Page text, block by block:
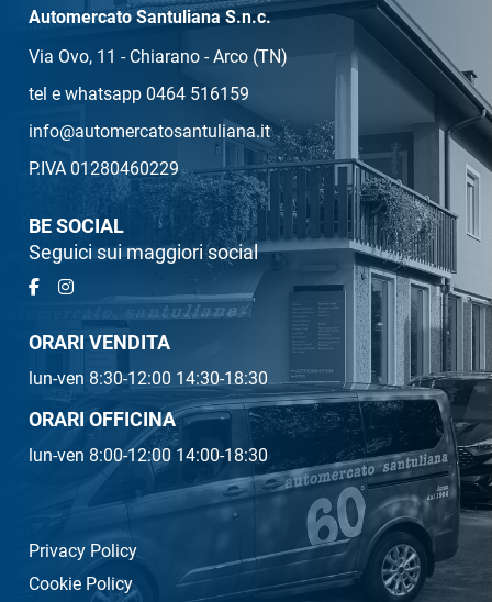
Automercato Santuliana S.n.c.
Via Ovo, 11 - Chiarano - Arco (TN)
tel e whatsapp 0464 516159
info@automercatosantuliana.it
P.IVA 01280460229
BE SOCIAL
Seguici sui maggiori social
ORARI VENDITA
lun-ven 8:30-12:00 14:30-18:30
ORARI OFFICINA
lun-ven 8:00-12:00 14:00-18:30
Privacy Policy
Cookie Policy